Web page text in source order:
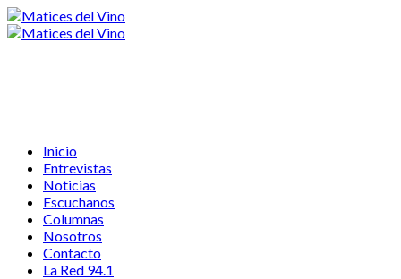
Inicio
Entrevistas
Noticias
Escuchanos
Columnas
Nosotros
Contacto
La Red 94.1